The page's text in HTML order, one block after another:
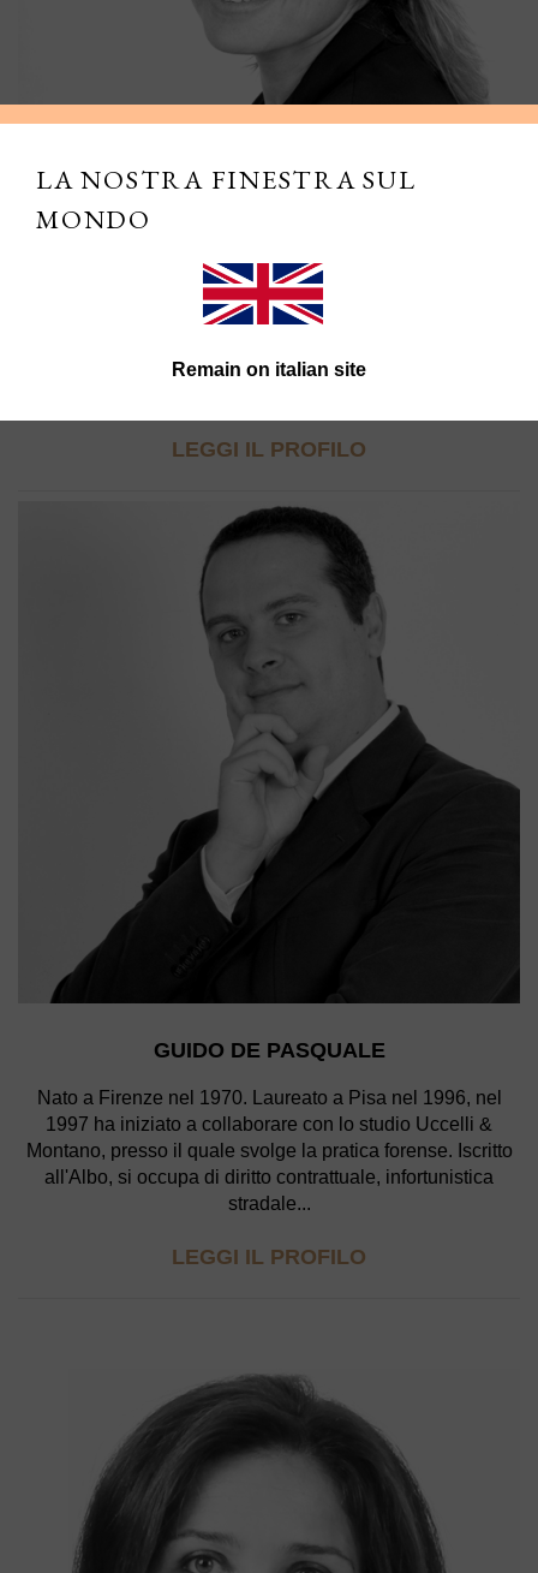
ELENA UCCELLI
Nata a Livorno nel 1967, si è laureata presso l'Università di
1997 è socia dell'AIAF, Associazione Italiana Avvocati per
LEGGI IL PROFILO
GUIDO DE PASQUALE
Nato a Firenze nel 1970. Laureato a Pisa nel 1996, nel
1997 ha iniziato a collaborare con lo studio Uccelli &
Montano, presso il quale svolge la pratica forense. Iscritto
all'Albo, si occupa di diritto contrattuale, infortunistica
stradale...
LEGGI IL PROFILO
LA NOSTRA FINESTRA SUL
MONDO
Remain on italian site